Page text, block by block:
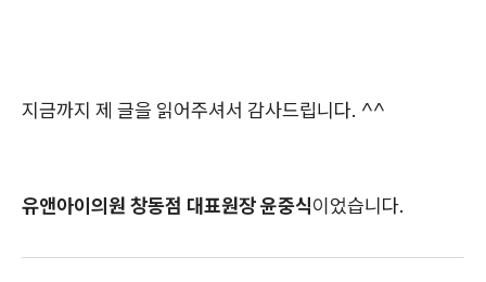
지금까지 제 글을 읽어주셔서 감사드립니다. ^^
유앤아이의원 창동점 대표원장 윤중식이었습니다.